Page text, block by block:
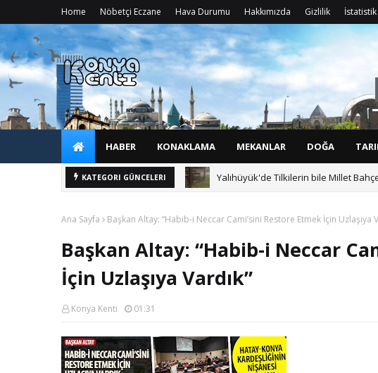
Home Nöbetçi Eczane Hava Durumu Hakkımızda Gizlilik İstatistik
HABER KONAKLAMA MEKANLAR DOĞA
KATEGORI GÜNCELERI Yalıhüyük'de Tilkilerin bile Millet
Ana Sayfa Başkan Altay: “Habib-i Neccar Cami’sini Restore Etmek İçin Uzlaşıya
Başkan Altay: “Habib-i Neccar
İçin Uzlaşıya Vardık”
Konya Kenti 01:31